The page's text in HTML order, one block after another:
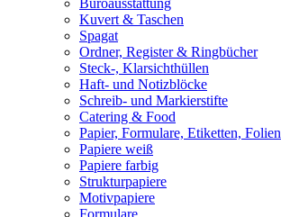
Büroausstattung
Kuvert & Taschen
Spagat
Ordner, Register & Ringbücher
Steck-, Klarsichthüllen
Haft- und Notizblöcke
Schreib- und Markierstifte
Catering & Food
Papier, Formulare, Etiketten, Folien
Papiere weiß
Papiere farbig
Strukturpapiere
Motivpapiere